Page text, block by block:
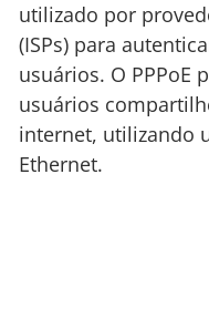
utilizado por
(ISPs) para
usuários. O PPPoE
usuários
internet, utilizando
Ethernet.